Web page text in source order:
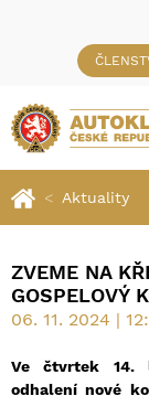
Aktuality
ZVEME NA
GOSPELOVÝ
06. 11. 2024 |
Ve čtvrtek 14.
odhalení nové